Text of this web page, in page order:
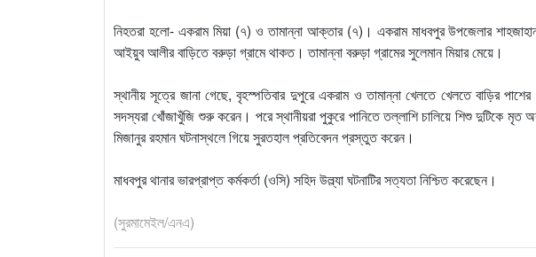
নিহতরা হলো- একরাম মিয়া (৭) ও তামান্না আক্তার (৭)। একরাম মাধবপুর উপজেলার
আইয়ুব আলীর বাড়িতে বরুড়া গ্রামে থাকত। তামান্না বরুড়া গ্রামের সুলেমান মিয়ার মেয়ে।
স্থানীয় সূত্রে জানা গেছে, বৃহস্পতিবার দুপুরে একরাম ও তামান্না খেলতে খেলতে বাড়ির
সদস্যরা খোঁজাখুঁজি শুরু করেন। পরে স্থানীয়রা পুকুরে পানিতে তল্লাশি চালিয়ে শিশু দুটিকে
মিজানুর রহমান ঘটনাস্থলে গিয়ে সুরতহাল প্রতিবেদন প্রস্তুত করেন।
মাধবপুর থানার ভারপ্রাপ্ত কর্মকর্তা (ওসি) সহিদ উল্ল্যা ঘটনাটির সত্যতা নিশ্চিত করেছেন।
(সুরমামেইল/এনএ)